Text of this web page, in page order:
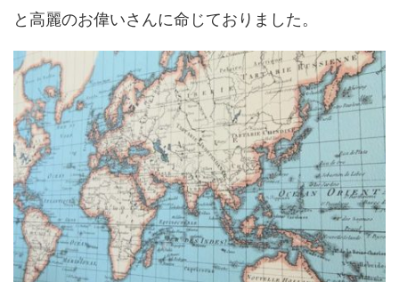
と高麗のお偉いさんに命じておりました。